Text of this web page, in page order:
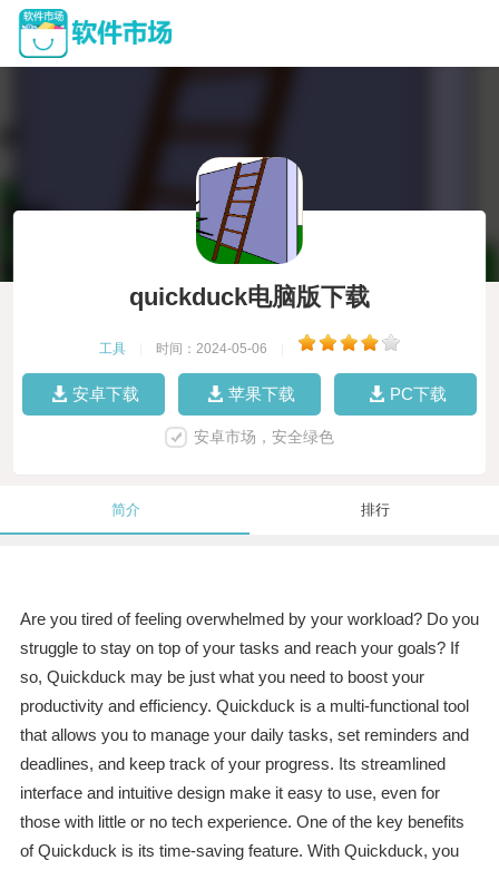
quickduck电脑版下载
工具 时间：2024-05-06
安卓下载 苹果下载 PC下载
安卓市场，安全绿色
简介 排行
Are you tired of feeling overwhelmed by your workload? Do you
struggle to stay on top of your tasks and reach your goals? If
so, Quickduck may be just what you need to boost your
productivity and efficiency. Quickduck is a multi-functional tool
that allows you to manage your daily tasks, set reminders and
deadlines, and keep track of your progress. Its streamlined
interface and intuitive design make it easy to use, even for
those with little or no tech experience. One of the key benefits
of Quickduck is its time-saving feature. With Quickduck, you